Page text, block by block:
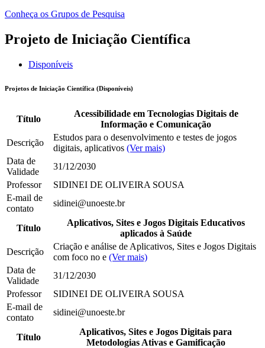
Conheça os Grupos de Pesquisa
Projeto de Iniciação Científica
Disponíveis
Projetos de Iniciação Científica (Disponíveis)
Título
Acessibilidade em Tecnologias Digitais de
Informação e Comunicação
Descrição
Estudos para o desenvolvimento e testes de jogos
digitais, aplicativos (Ver mais)
Data de
Validade
31/12/2030
Professor
SIDINEI DE OLIVEIRA SOUSA
E-mail de
contato
sidinei@unoeste.br
Título
Aplicativos, Sites e Jogos Digitais Educativos
aplicados à Saúde
Descrição
Criação e análise de Aplicativos, Sites e Jogos Digitais
com foco no e (Ver mais)
Data de
Validade
31/12/2030
Professor
SIDINEI DE OLIVEIRA SOUSA
E-mail de
contato
sidinei@unoeste.br
Título
Aplicativos, Sites e Jogos Digitais para
Metodologias Ativas e Gamificação